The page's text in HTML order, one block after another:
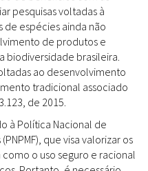
pesquisas voltadas à
espécies ainda não
de produtos e
biodiversidade brasileira.
ao desenvolvimento
tradicional associado
de 2015.
à Política Nacional de
que visa valorizar os
o uso seguro e racional